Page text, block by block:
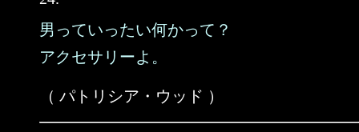
男っていったい何かって？
アクセサリーよ。
（ パトリシア・ウッド ）